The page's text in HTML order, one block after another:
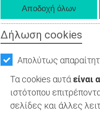
Δήλωση cookies
Απολύτως
Τα cookies αυτά είναι
ιστότοπου
σελίδες και άλλες